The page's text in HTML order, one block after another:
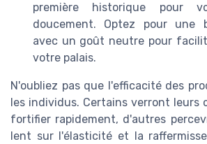
première historique pour
doucement. Optez pour une
avec un goût neutre pour
votre palais.
N'oubliez pas que l'efficacité des
les individus. Certains verront leurs
fortifier rapidement, d'autres
lent sur l'élasticité et la